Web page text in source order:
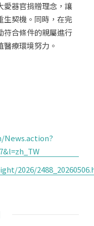
愛器官捐贈理念，讓
生契機。同時，在完
符合條件的親屬進行
療環境努力。
2026/